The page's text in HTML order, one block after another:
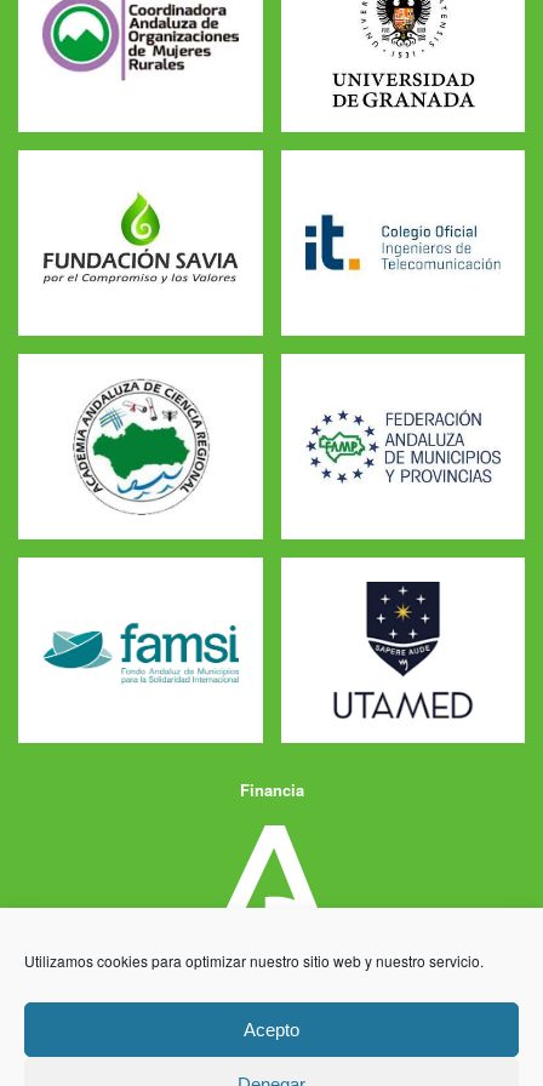
Utilizamos cookies para optimizar nuestro sitio web y nuestro servicio.
Acepto
Financia